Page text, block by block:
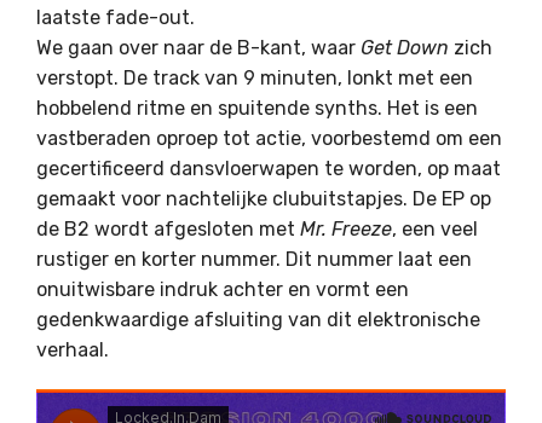
laatste fade-out.
We gaan over naar de B-kant, waar Get Down zich
verstopt. De track van 9 minuten, lonkt met een
hobbelend ritme en spuitende synths. Het is een
vastberaden oproep tot actie, voorbestemd om een
​​gecertificeerd dansvloerwapen te worden, op maat
gemaakt voor nachtelijke clubuitstapjes. De EP op
de B2 wordt afgesloten met Mr. Freeze, een veel
rustiger en korter nummer. Dit nummer laat een
onuitwisbare indruk achter en vormt een
gedenkwaardige afsluiting van dit elektronische
verhaal.